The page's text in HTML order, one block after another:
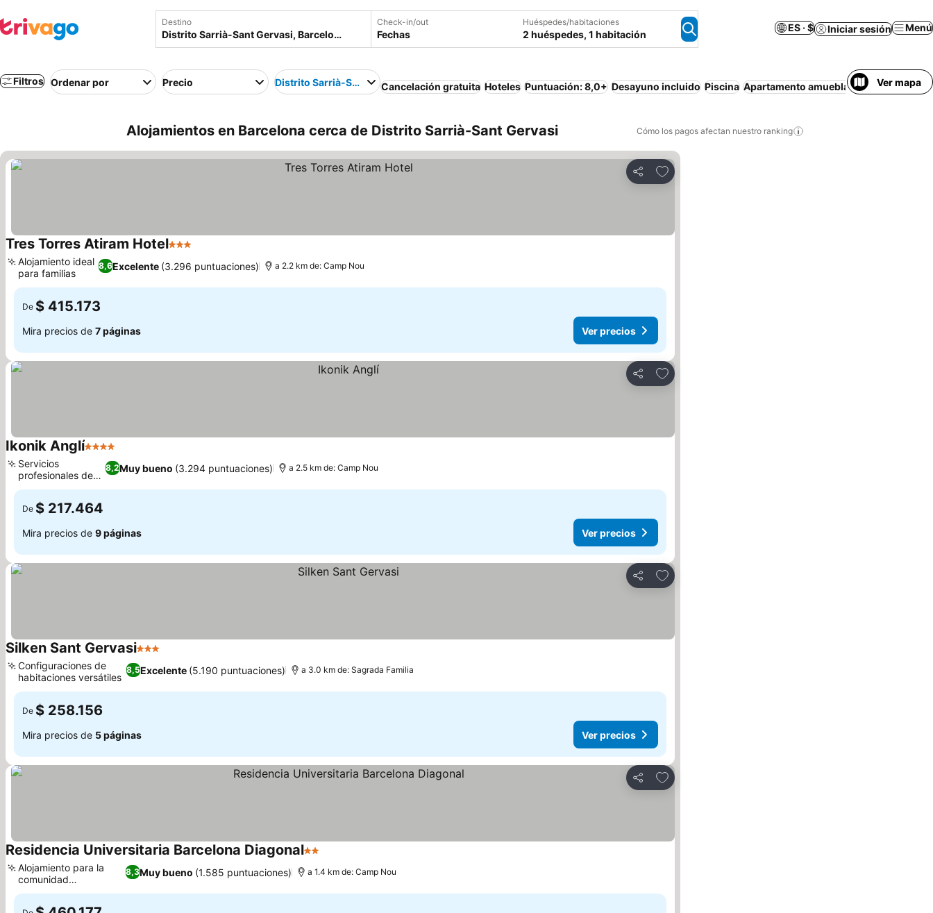
Destino Check-in/out
Fechas
Huéspedes/habitaciones
2 huéspedes, 1 habitación
ES · $ Iniciar sesión Menú
Filtros Ordenar por Precio Distrito Sarrià-Sant GervasiCancelación gratuita Hoteles Puntuación: 8,0+ Desayuno incluido Piscina Apartamento amueblado Media
Ver mapa
Alojamientos en Barcelona cerca de Distrito Sarrià-Sant Gervasi Cómo los pagos afectan nuestro ranking
Compartir
Agregar a favoritos
Tres Torres Atiram Hotel3 Estrellas
8,6Excelente (3.296 puntuaciones)
Alojamiento ideal
para familias
a 2.2 km de: Camp Nou
De $ 415.173
Mira precios de 7 páginas Ver precios
Compartir
Agregar a favoritos
Ikonik Anglí4 Estrellas
8,2Muy bueno (3.294 puntuaciones)
Servicios
profesionales de
masaje
a 2.5 km de: Camp Nou
De $ 217.464
Mira precios de 9 páginas Ver precios
Compartir
Agregar a favoritos
Silken Sant Gervasi3 Estrellas
8,5Excelente (5.190 puntuaciones)
Configuraciones de
habitaciones versátiles
a 3.0 km de: Sagrada Familia
De $ 258.156
Mira precios de 5 páginas Ver precios
Compartir
Agregar a favoritos
Residencia Universitaria Barcelona Diagonal2 Estrellas
8,3Muy bueno (1.585 puntuaciones)
Alojamiento para la
comunidad
universitaria
a 1.4 km de: Camp Nou